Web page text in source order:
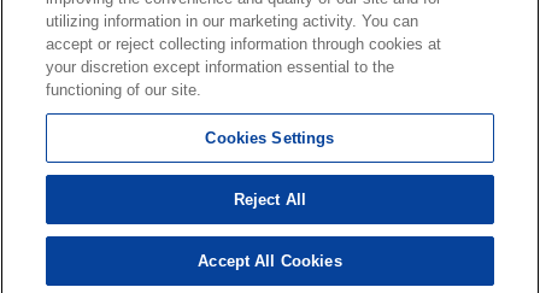
図API Windows PC向け地図開発キット MapFan DB 住所確認
サービス
MAP WORLD+ トリマ広告 Geo-Research
カーナビ地図更新サービス
MapFan スマートメンバーズ
KENWOOD MapFan Club
© GeoTechnologies, Inc.
utilizing information in our marketing activity. You can
accept or reject collecting information through cookies at
your discretion except information essential to the
functioning of our site.
Cookies Settings
Reject All
Accept All Cookies